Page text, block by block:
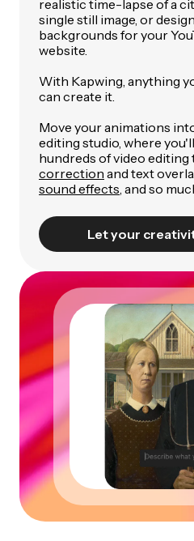
realistic time-lapse of a
single still image, or
backgrounds for your
website.
With Kapwing, anything
can create it.
Move your animations
editing studio, where
hundreds of video editing
correction and text
sound effects , and so
Let your